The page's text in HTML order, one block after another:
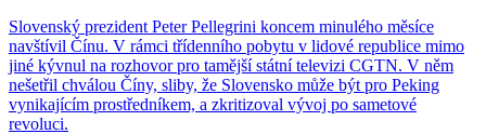
Slovenský prezident Peter Pellegrini koncem minulého měsíce
navštívil Čínu. V rámci třídenního pobytu v lidové republice mimo
jiné kývnul na rozhovor pro tamější státní televizi CGTN. V něm
nešetřil chválou Číny, sliby, že Slovensko může být pro Peking
vynikajícím prostředníkem, a zkritizoval vývoj po sametové
revoluci.